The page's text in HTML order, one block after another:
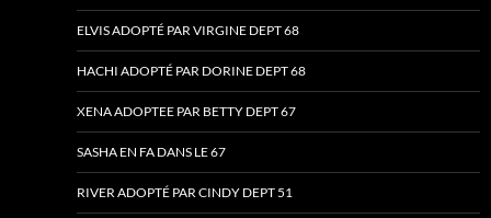
ELVIS ADOPTÉ PAR VIRGINE DEPT 68
HACHI ADOPTÉ PAR DORINE DEPT 68
XENA ADOPTEE PAR BETTY DEPT 67
SASHA EN FA DANS LE 67
RIVER ADOPTÉ PAR CINDY DEPT 51